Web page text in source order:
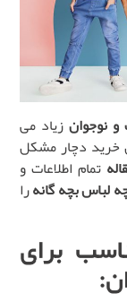
نوجوانزیاد می
خرید دچار مشکل
تمام اطلاعات و
لباس بچه گانهرا
برای
: